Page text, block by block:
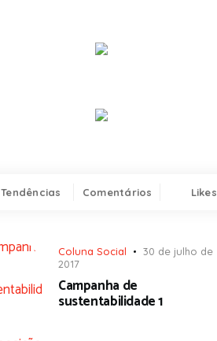
Tendências Comentários Likes
Coluna Social
30 de julho de
2017
Campanha de
sustentabilidade 1